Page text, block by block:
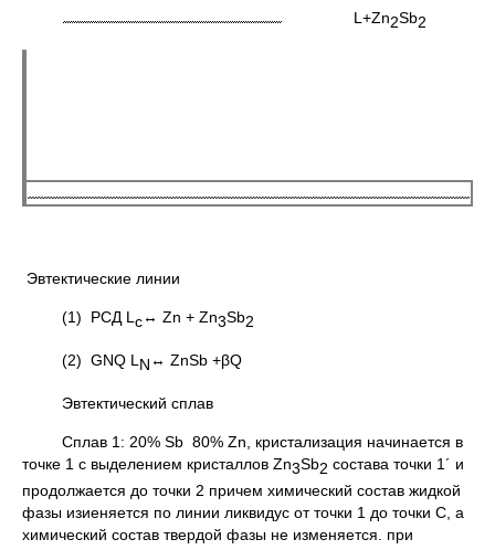
L+Zn2Sb2
Эвтектические линии
(1) PCД L c↔ Zn + Zn3Sb2
(2) GNQ L N ↔ ZnSb +βQ
Эвтектический сплав
Сплав 1: 20% Sb 80% Zn, кристализация начинается в
точке 1 с выделением кристаллов Zn3Sb2 cостава точки 1´ и
продолжается до точки 2 причем химический состав жидкой
фазы изиеняется по линии ликвидус от точки 1 до точки С, а
химический состав твердой фазы не изменяется. при